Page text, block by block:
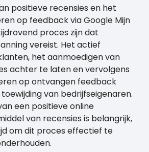
positieve recensies en het
op feedback via Google Mijn
proces zijn dat
vereist. Het actief
het aanmoedigen van
achter te laten en vervolgens
op ontvangen feedback
van bedrijfseigenaren.
een positieve online
van recensies is belangrijk,
om dit proces effectief te